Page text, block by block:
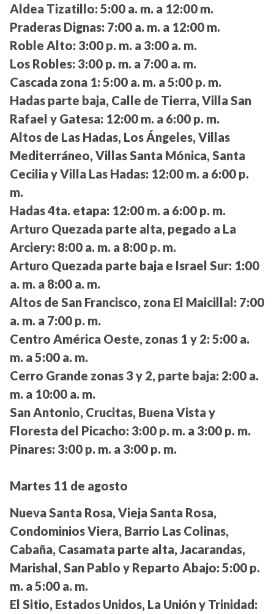
Aldea Tizatillo: 5:00 a. m. a 12:00 m.
Praderas Dignas: 7:00 a. m. a 12:00 m.
Roble Alto: 3:00 p. m. a 3:00 a. m.
Los Robles: 3:00 p. m. a 7:00 a. m.
Cascada zona 1: 5:00 a. m. a 5:00 p. m.
Hadas parte baja, Calle de Tierra, Villa San
Rafael y Gatesa: 12:00 m. a 6:00 p. m.
Altos de Las Hadas, Los Ángeles, Villas
Mediterráneo, Villas Santa Mónica, Santa
Cecilia y Villa Las Hadas: 12:00 m. a 6:00 p.
m.
Hadas 4ta. etapa: 12:00 m. a 6:00 p. m.
Arturo Quezada parte alta, pegado a La
Arciery: 8:00 a. m. a 8:00 p. m.
Arturo Quezada parte baja e Israel Sur: 1:00
a. m. a 8:00 a. m.
Altos de San Francisco, zona El Maicillal: 7:00
a. m. a 7:00 p. m.
Centro América Oeste, zonas 1 y 2: 5:00 a.
m. a 5:00 a. m.
Cerro Grande zonas 3 y 2, parte baja: 2:00 a.
m. a 10:00 a. m.
San Antonio, Crucitas, Buena Vista y
Floresta del Picacho: 3:00 p. m. a 3:00 p. m.
Pinares: 3:00 p. m. a 3:00 p. m.
Martes 11 de agosto
Nueva Santa Rosa, Vieja Santa Rosa,
Condominios Viera, Barrio Las Colinas,
Cabaña, Casamata parte alta, Jacarandas,
Marishal, San Pablo y Reparto Abajo: 5:00 p.
m. a 5:00 a. m.
El Sitio, Estados Unidos, La Unión y Trinidad: